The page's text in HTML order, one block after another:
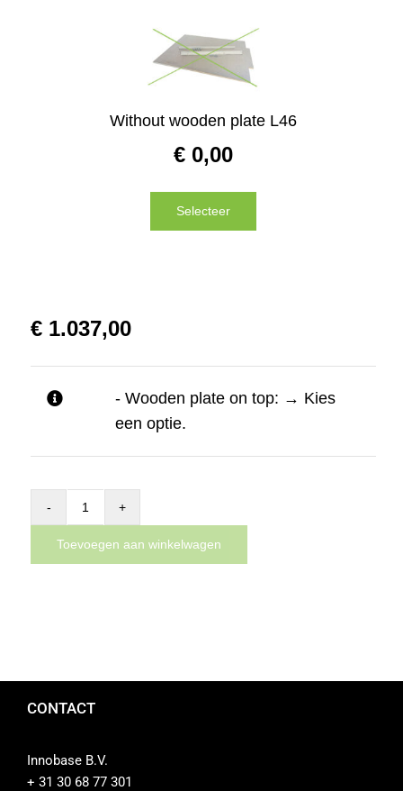
Without wooden plate L46
€ 0,00
Selecteer
€1.037,00
- Wooden plate on top: → Kies
een optie.
basic
module
Toevoegen aan winkelwagen
CONTACT
Innobase B.V.
+ 31 30 68 77 301